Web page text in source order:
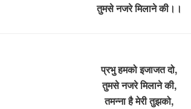
तुमसे नजरे मिलाने की।।
प्रभु हमको इजाजत दो,
तुमसे नजरे मिलाने की,
तमन्ना है मेरी तुझको,